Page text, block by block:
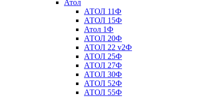
Атол
АТОЛ 11Ф
АТОЛ 15Ф
Атол 1Ф
АТОЛ 20Ф
АТОЛ 22 v2Ф
АТОЛ 25Ф
АТОЛ 27Ф
АТОЛ 30Ф
АТОЛ 52Ф
АТОЛ 55Ф